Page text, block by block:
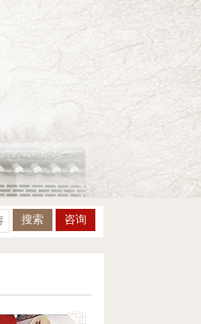
咨询